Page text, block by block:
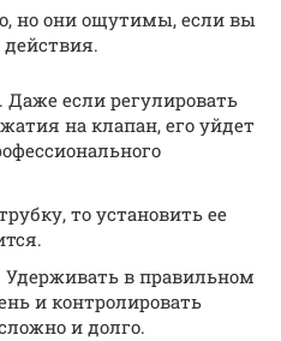
но они ощутимы, если вы
Даже если регулировать
на клапан, его уйдет
то установить ее
в правильном
и контролировать
и долго.